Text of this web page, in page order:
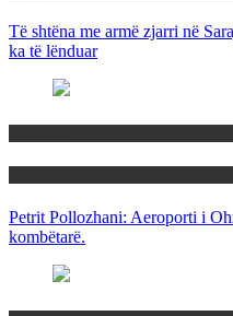
Të shtëna me armë zjarri në
ka të lënduar
Petrit Pollozhani: Aeroporti i
kombëtarë.